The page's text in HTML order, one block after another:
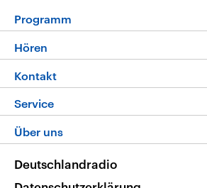
Programm
Die Nachrichten
Nachrichtenleicht
Neue Beiträge auf dlf.de
Hören
Livestream
Podcasts
Deutschlandfunk App
Nachrichten App
Frequenzen
Kontakt
Hörerservice
Service
FAQ
Veranstaltungen
Über uns
Deutschlandradio